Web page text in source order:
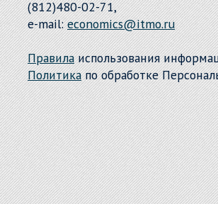
(812)480-02-71,
e-mail:economics@itmo.ru
Правилаиспользования
Политикапо обработке